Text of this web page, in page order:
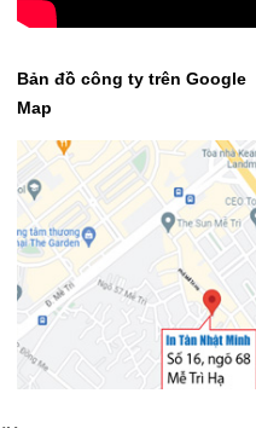
Bản đồ công ty trên Google
Map